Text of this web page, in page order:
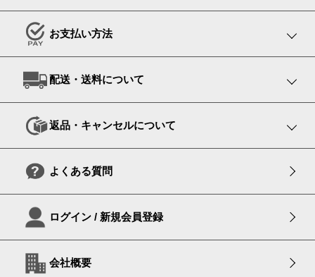
お支払い方法
配送・送料について
返品・キャンセルについて
よくある質問
ログイン / 新規会員登録
会社概要